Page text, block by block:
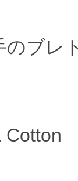
のブレ
Cotton